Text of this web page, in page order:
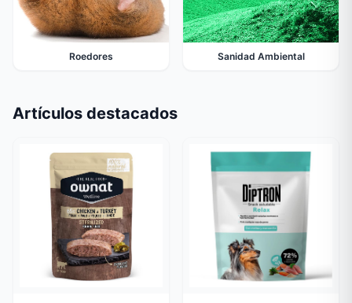
Roedores Sanidad Ambiental
Artículos destacados